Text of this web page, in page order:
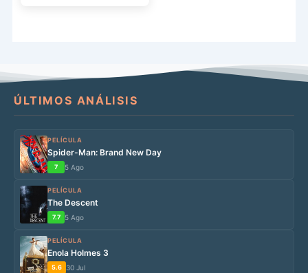
ÚLTIMOS ANÁLISIS
PELÍCULA
Spider-Man: Brand New Day
7 5 Ago
PELÍCULA
The Descent
7.7 5 Ago
PELÍCULA
Enola Holmes 3
5.6 30 Jul